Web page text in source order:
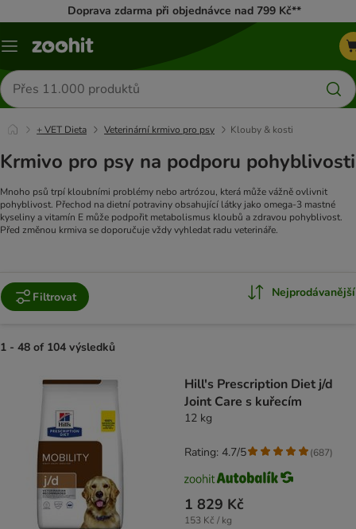
Doprava zdarma při objednávce nad 799 Kč**
Menu
Hledat
produkty
+ VET Dieta Veterinární krmivo pro psy Klouby & kosti
Krmivo pro psy na podporu pohyblivosti
Mnoho psů trpí kloubními problémy nebo artrózou, která může vážně ovlivnit
pohyblivost. Přechod na dietní potraviny obsahující látky jako omega-3 mastné
kyseliny a vitamín E může podpořit metabolismus kloubů a zdravou pohyblivost.
Před změnou krmiva se doporučuje vždy vyhledat radu veterináře.
Filtrovat Nejprodávanější
1 - 48 of 104 výsledků
Hill's Prescription Diet j/d
Joint Care s kuřecím
12 kg
1 829 Kč
153 Kč / kg
Rating: 4.7/5 (687)